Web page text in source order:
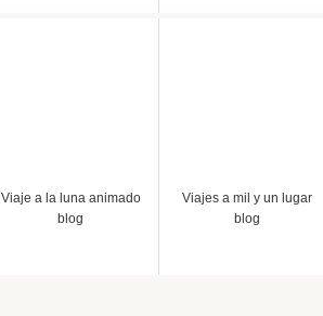
Viaje a la luna animado
blog
Viajes a mil y un lugar
blog